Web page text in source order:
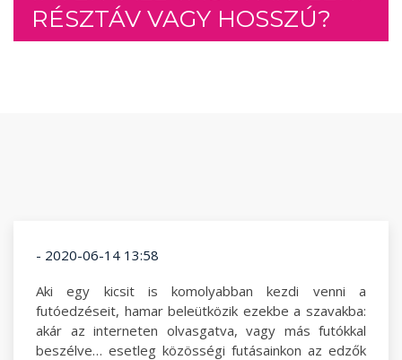
RÉSZTÁV VAGY HOSSZÚ?
- 2020-06-14 13:58
Aki egy kicsit is komolyabban kezdi venni a
futóedzéseit, hamar beleütközik ezekbe a szavakba:
akár az interneten olvasgatva, vagy más futókkal
beszélve… esetleg közösségi futásainkon az edzők